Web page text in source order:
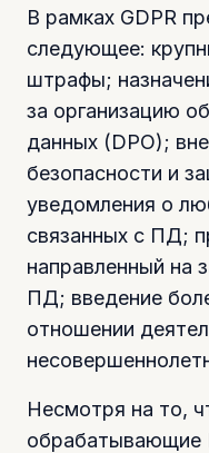
В рамках GDPR
следующее:
штрафы;
за организацию
данных (DPO);
безопасности и
уведомления о
связанных с ПД;
направленный на
ПД; введение
отношении
Несмотря на то,